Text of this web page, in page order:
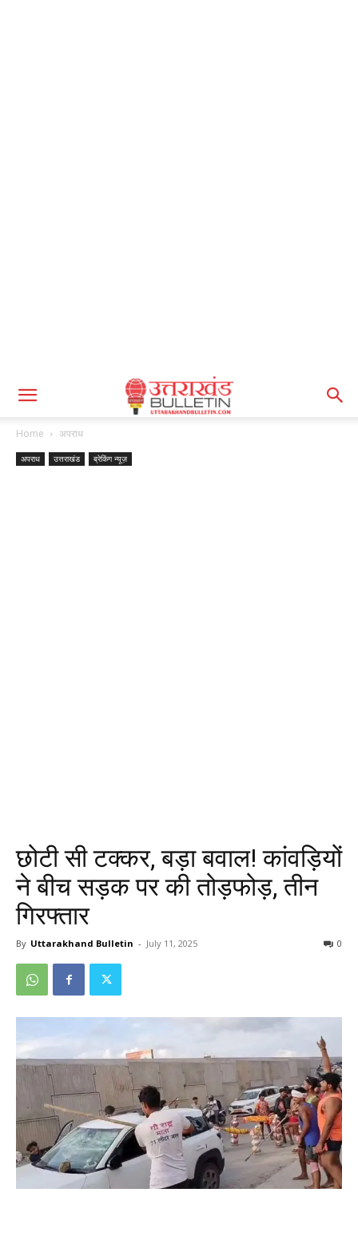
Home अपराध
अपराध उत्तराखंड ब्रेकिंग न्यूज़
छोटी सी टक्कर, बड़ा बवाल! कांवड़ियों
ने बीच सड़क पर की तोड़फोड़, तीन
गिरफ्तार
By Uttarakhand Bulletin - July 11, 2025 0